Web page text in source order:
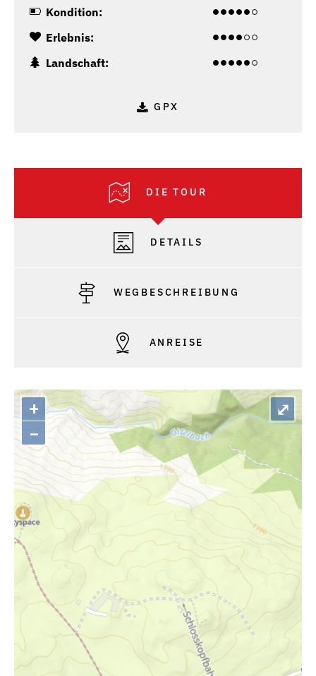
Kondition:
Erlebnis:
Landschaft:
GPX
DIE TOUR
DETAILS
WEGBESCHREIBUNG
ANREISE
+
–
⤢